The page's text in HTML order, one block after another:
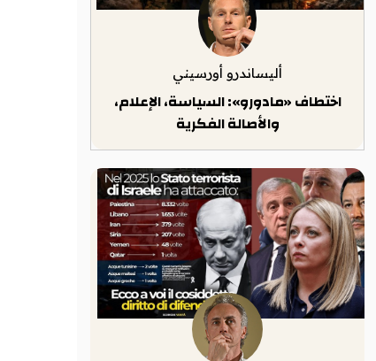
أليساندرو أورسيني
اختطاف «مادورو»: السياسة، الإعلام،
والأصالة الفكرية